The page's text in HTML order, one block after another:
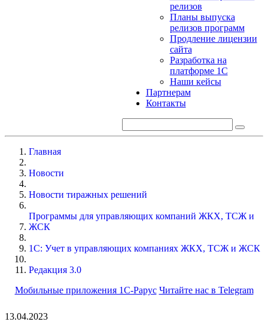
релизов
Планы выпуска
релизов программ
Продление лицензии
сайта
Разработка на
платформе 1С
Наши кейсы
Партнерам
Контакты
Главная
Новости
Новости тиражных решений
Программы для управляющих компаний ЖКХ, ТСЖ и
ЖСК
1С: Учет в управляющих компаниях ЖКХ, ТСЖ и ЖСК
Редакция 3.0
Мобильные приложения 1С-Рарус Читайте нас в Telegram
13.04.2023